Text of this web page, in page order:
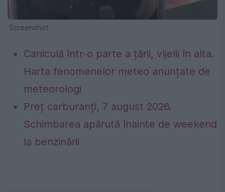
Screenshot
Caniculă într-o parte a țării, vijelii în alta.
Harta fenomenelor meteo anunțate de
meteorologi
Preț carburanți, 7 august 2026.
Schimbarea apărută înainte de weekend
la benzinării